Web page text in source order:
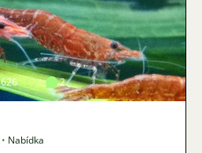
Obrázek
626 2
• Nabídka